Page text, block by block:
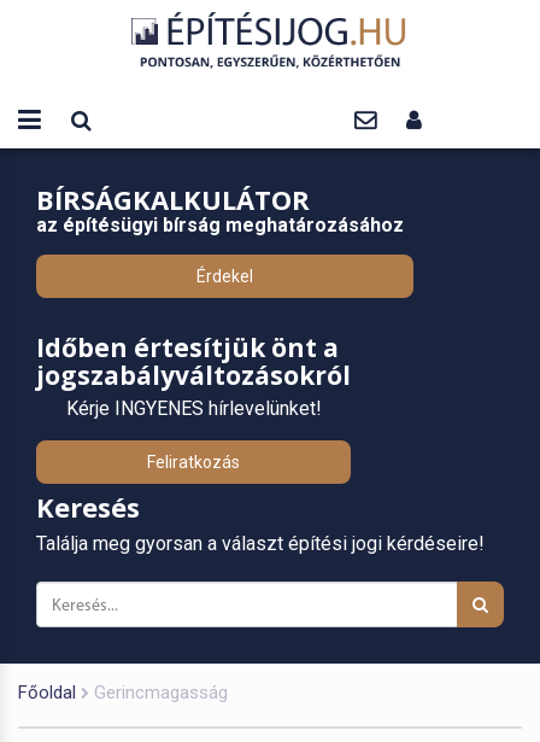
BÍRSÁGKALKULÁTOR
az építésügyi bírság meghatározásához
Érdekel
Időben értesítjük önt a
jogszabályváltozásokról
Kérje INGYENES hírlevelünket!
Feliratkozás
Keresés
Találja meg gyorsan a választ építési jogi kérdéseire!
Főoldal Gerincmagasság